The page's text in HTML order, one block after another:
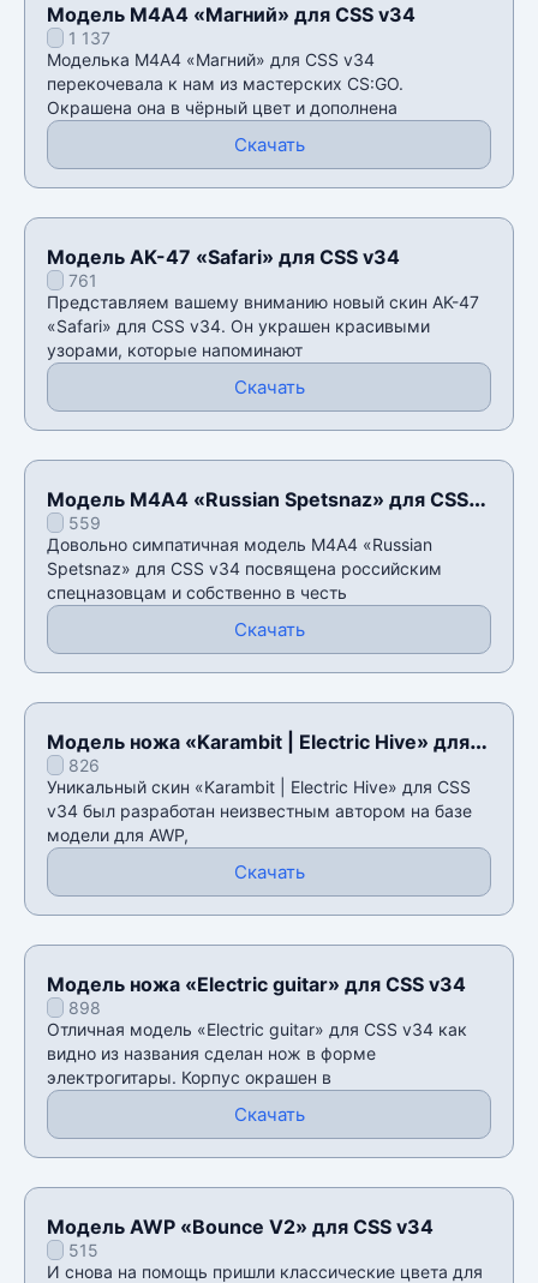
Модель М4А4 «Магний» для CSS v34
1 137
Моделька М4А4 «Магний» для CSS v34
перекочевала к нам из мастерских CS:GO.
Окрашена она в чёрный цвет и дополнена
Скачать
Модель AK-47 «Safari» для CSS v34
761
Представляем вашему вниманию новый скин AK-47
«Safari» для CSS v34. Он украшен красивыми
узорами, которые напоминают
Скачать
Модель М4А4 «Russian Spetsnaz» для CSS
v34559
Довольно симпатичная модель М4А4 «Russian
Spetsnaz» для CSS v34 посвящена российским
спецназовцам и собственно в честь
Скачать
Модель ножа «Karambit | Electric Hive» для
CSS v34
826
Уникальный скин «Karambit | Electric Hive» для CSS
v34 был разработан неизвестным автором на базе
модели для AWP,
Скачать
Модель ножа «Electric guitar» для CSS v34
898
Отличная модель «Electric guitar» для CSS v34 как
видно из названия сделан нож в форме
электрогитары. Корпус окрашен в
Скачать
Модель AWP «Bounce V2» для CSS v34
515
И снова на помощь пришли классические цвета для